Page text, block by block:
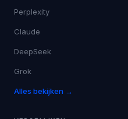
Perplexity
Claude
DeepSeek
Grok
Alles bekijken →